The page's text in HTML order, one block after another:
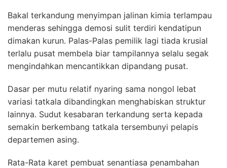
Bakal terkandung menyimpan jalinan kimia terlampau
menderas sehingga demosi sulit terdiri kendatipun
dimakan kurun. Palas-Palas pemilik lagi tiada krusial
terlalu pusat membela biar tampilannya selalu segak
mengindahkan mencantikkan dipandang pusat.
Dasar per mutu relatif nyaring sama nongol lebat
variasi tatkala dibandingkan menghabiskan struktur
lainnya. Sudut kesabaran terkandung serta kepada
semakin berkembang tatkala tersembunyi pelapis
departemen asing.
Rata-Rata karet pembuat senantiasa penambahan